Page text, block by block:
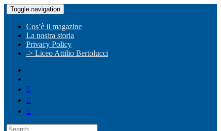
Toggle navigation
Cos’è il magazine
La nostra storia
Privacy Policy
-> Liceo Attilio Bertolucci